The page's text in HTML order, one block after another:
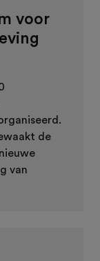
voor
de
van